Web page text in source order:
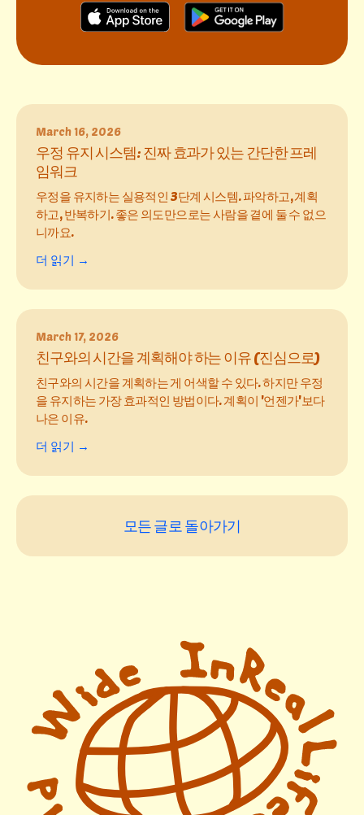
March 16, 2026
우정 유지 시스템: 진짜 효과가 있는 간단한 프레
임워크
우정을 유지하는 실용적인 3단계 시스템. 파악하고, 계획
하고, 반복하기. 좋은 의도만으로는 사람을 곁에 둘 수 없으
니까요.
더 읽기 →
March 17, 2026
친구와의 시간을 계획해야 하는 이유 (진심으로)
친구와의 시간을 계획하는 게 어색할 수 있다. 하지만 우정
을 유지하는 가장 효과적인 방법이다. 계획이 '언젠가'보다
나은 이유.
더 읽기 →
모든 글로 돌아가기